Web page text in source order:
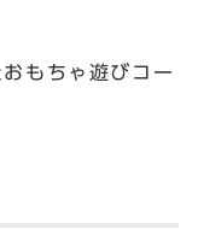
もちゃ遊びコー